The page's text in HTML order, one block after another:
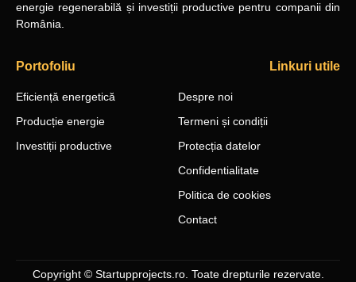
energie regenerabilă și investiții productive pentru companii din
România.
Portofoliu
Eficiență energetică
Producție energie
Investiții productive
Linkuri utile
Despre noi
Termeni și condiții
Protecția datelor
Confidentialitate
Politica de cookies
Contact
Copyright © Startupprojects.ro. Toate drepturile rezervate.